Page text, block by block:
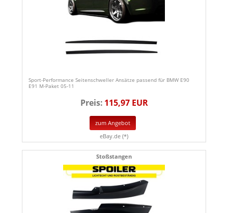
Sport-Performance Seitenschweller Ansätze passend für BMW E90
E91 M-Paket 05-11
Preis: 115,97 EUR
zum Angebot
eBay.de (*)
Stoßstangen